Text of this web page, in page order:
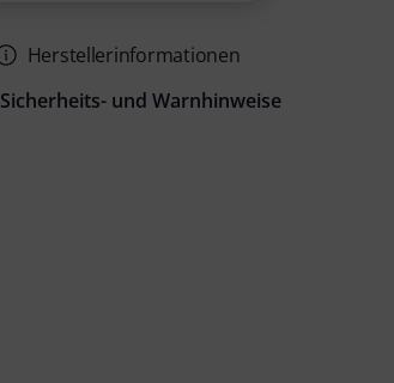
Herstellerinformationen
Sicherheits- und Warnhinweise